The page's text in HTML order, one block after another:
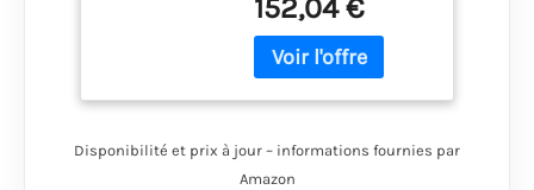
de passage - Pour
Créer un nouveau
gazon - 10 Kg &
Gazon Ombre,
adapté aux usages
intensifs et formant
rapidement un tapis
152,04 €
Disponibilité et prix à jour – informations fournies par
Amazon